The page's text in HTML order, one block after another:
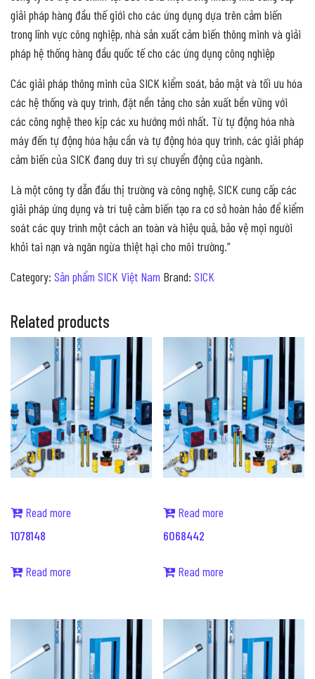
giải pháp hàng đầu thế giới cho các ứng dụng dựa trên cảm biến
trong lĩnh vực công nghiệp, nhà sản xuất cảm biến thông minh và giải
pháp hệ thống hàng đầu quốc tế cho các ứng dụng công nghiệp
Các giải pháp thông minh của SICK kiểm soát, bảo mật và tối ưu hóa
các hệ thống và quy trình, đặt nền tảng cho sản xuất bền vững với
các công nghệ theo kịp các xu hướng mới nhất. Từ tự động hóa nhà
máy đến tự động hóa hậu cần và tự động hóa quy trình, các giải pháp
cảm biến của SICK đang duy trì sự chuyển động của ngành.
Là một công ty dẫn đầu thị trường và công nghệ, SICK cung cấp các
giải pháp ứng dụng và trí tuệ cảm biến tạo ra cơ sở hoàn hảo để kiểm
soát các quy trình một cách an toàn và hiệu quả, bảo vệ mọi người
khỏi tai nạn và ngăn ngừa thiệt hại cho môi trường.”
Category: Sản phẩm SICK Việt Nam Brand: SICK
Related products
Read more
1078148
Read more
Read more
6068442
Read more